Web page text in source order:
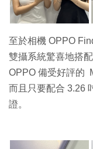
至於相機 OPPO
雙攝系統驚喜地搭
OPPO 備受好評的
而且只要配合 3.26
證。